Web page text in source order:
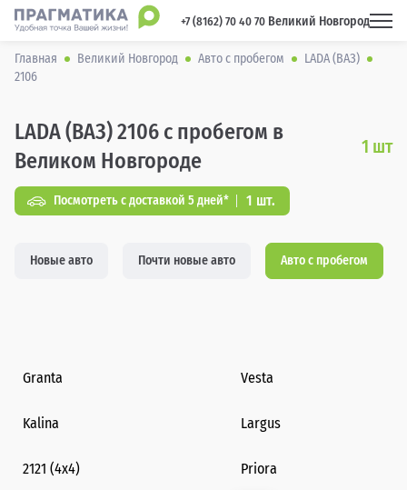
+7 (8162) 70 40 70 Великий Новгород
Главная Великий Новгород Авто с пробегом
LADA (ВАЗ)
2106
LADA (ВАЗ) 2106 с пробегом в
Великом Новгороде
1 шт
Посмотреть с доставкой 5 дней* 1 шт.
Новые авто Почти новые авто Авто с пробегом
Granta Vesta
Kalina Largus
2121 (4x4) Priora